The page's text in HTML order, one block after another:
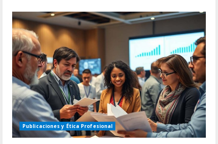
para
Colorear
en
Bibliotecas
Publicaciones y Ética Profesional